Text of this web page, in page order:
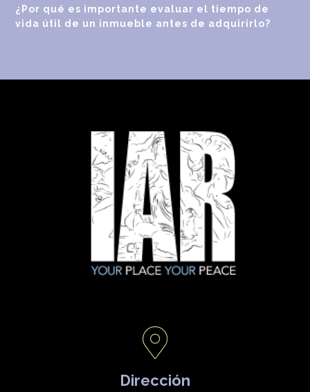
¿Por qué es importante evaluar el tiempo de
vida útil de un inmueble antes de adquirirlo?
Dirección